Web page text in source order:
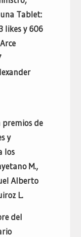
Tablet:
likes y 606
de
y
los
M.,
Alberto
L.
del